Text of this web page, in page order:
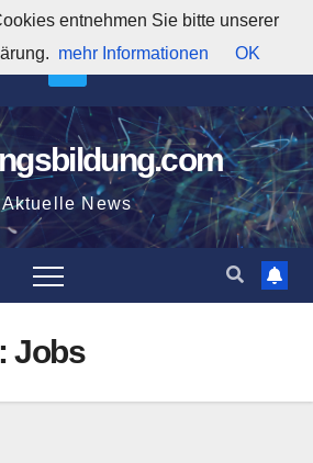
9:09:12 AM
Aktuelle News
Jobs
entnehmen Sie bitte unserer
mehr Informationen OK